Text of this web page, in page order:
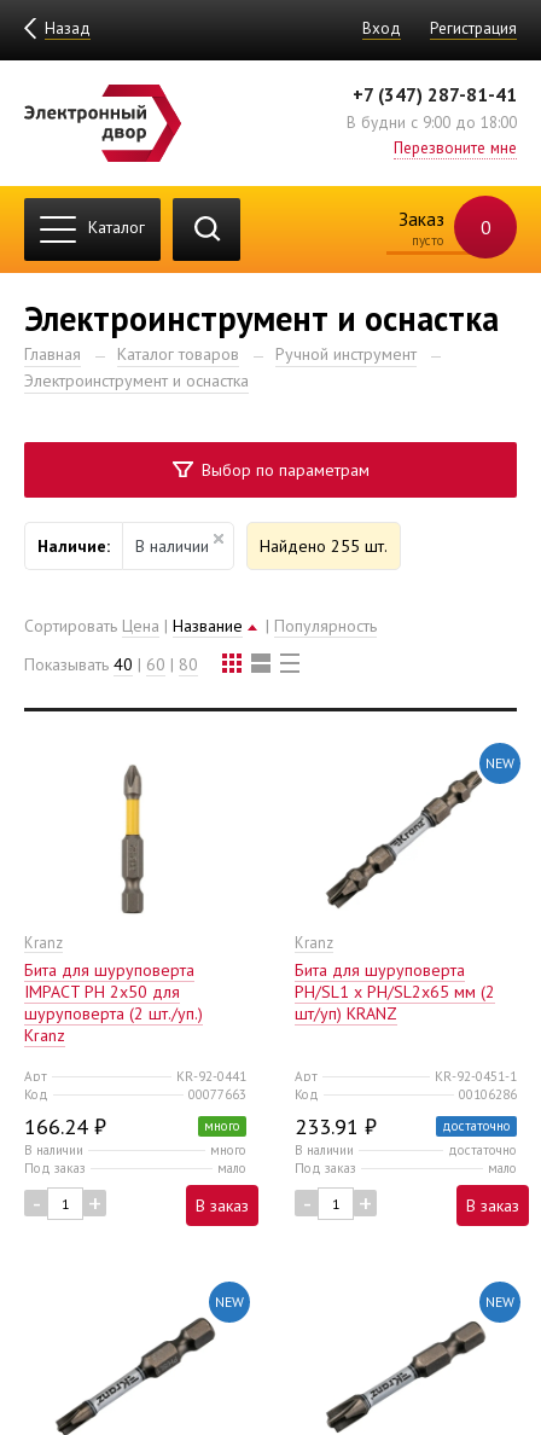
Назад Вход Регистрация
+7 (347) 287-81-41
В будни с 9:00 до 18:00
Перезвоните мне
Каталог Заказ 0
пусто
Электроинструмент и оснастка
Главная Каталог товаров
Ручной инструмент
Электроинструмент и оснастка
Выбор по параметрам
Наличие: В наличии Найдено 255 шт.
Сортировать Цена | Название | Популярность
Показывать 40 | 60 | 80
Kranz
Бита для шуруповерта
IMPACT PH 2x50 для
шуруповерта (2 шт./уп.)
Kranz
Арт
KR-92-0441
Код
00077663
166.24 ₽
много
В наличии
много
Под заказ
мало
- + В заказ
NEW
Kranz
Бита для шуруповерта
PH/SL1 x PH/SL2х65 мм (2
шт/уп) KRANZ
Арт
KR-92-0451-1
Код
00106286
233.91 ₽
достаточно
В наличии
достаточно
Под заказ
мало
- + В заказ
NEW NEW